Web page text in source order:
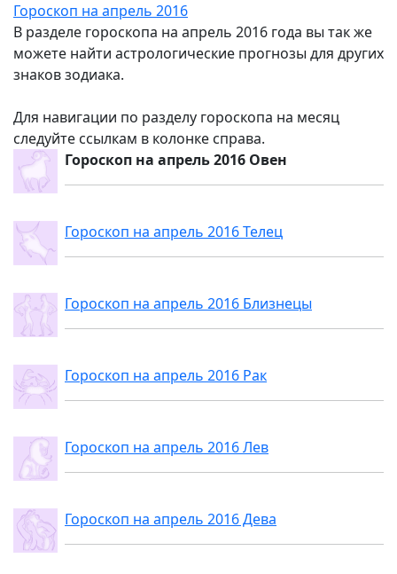
Гороскоп на апрель 2016
В разделе гороскопа на апрель 2016 года вы так же
можете найти астрологические прогнозы для других
знаков зодиака.
Для навигации по разделу гороскопа на месяц
следуйте ссылкам в колонке справа.
Гороскоп на апрель 2016 Овен
Гороскоп на апрель 2016 Телец
Гороскоп на апрель 2016 Близнецы
Гороскоп на апрель 2016 Рак
Гороскоп на апрель 2016 Лев
Гороскоп на апрель 2016 Дева